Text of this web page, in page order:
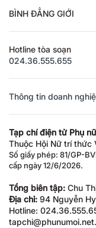
BÌNH ĐẲNG GIỚI
Hotline tòa soạn
024.36.555.655
Thông tin doanh
Tạp chí điện tử Phụ
Thuộc Hội Nữ trí thức
Số giấy phép: 81/GP-
cấp ngày 12/6/2026.
Tổng biên tập: Chu
Địa chỉ: 94 Nguyễn
Hotline: